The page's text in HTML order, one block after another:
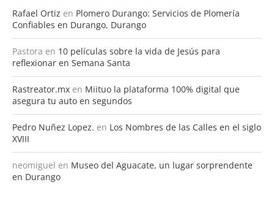
Rafael Ortiz en Plomero Durango: Servicios de Plomería
Confiables en Durango, Durango
Pastora en 10 películas sobre la vida de Jesús para
reflexionar en Semana Santa
Rastreator.mx en Miituo la plataforma 100% digital que
asegura tu auto en segundos
Pedro Nuñez Lopez. en Los Nombres de las Calles en el siglo
XVIII
neomiguel en Museo del Aguacate, un lugar sorprendente
en Durango